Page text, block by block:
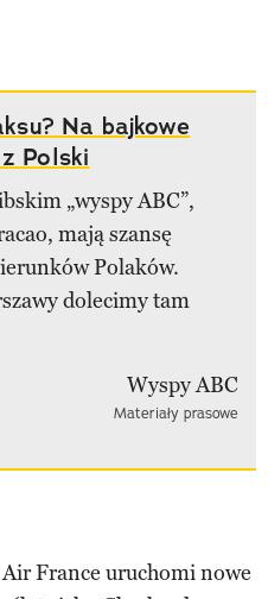
Na bajkowe
Polski
„wyspy ABC”,
mają szansę
Polaków.
dolecimy tam
Materiały prasowe
France uruchomi nowe